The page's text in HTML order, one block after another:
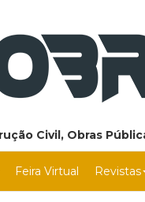
Civil, Obras
Feira Virtual Revistas